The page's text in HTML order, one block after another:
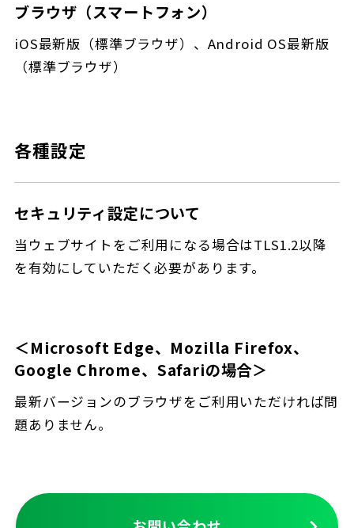
ブラウザ（スマートフォン）
iOS最新版（標準ブラウザ）、Android OS最新版
（標準ブラウザ）
各種設定
セキュリティ設定について
当ウェブサイトをご利用になる場合はTLS1.2以降
を有効にしていただく必要があります。
＜Microsoft Edge、Mozilla Firefox、
Google Chrome、Safariの場合＞
最新バージョンのブラウザをご利用いただければ問
題ありません。